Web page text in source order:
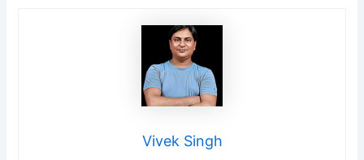
Vivek Singh